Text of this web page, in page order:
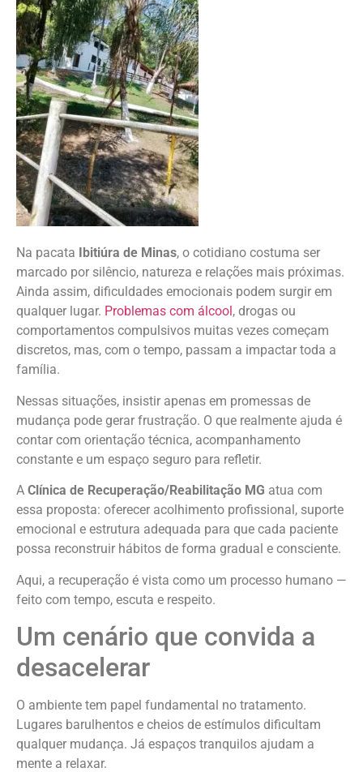
Na pacata Ibitiúra de Minas, o cotidiano costuma ser
marcado por silêncio, natureza e relações mais próximas.
Ainda assim, dificuldades emocionais podem surgir em
qualquer lugar. Problemas com álcool , drogas ou
comportamentos compulsivos muitas vezes começam
discretos, mas, com o tempo, passam a impactar toda a
família.
Nessas situações, insistir apenas em promessas de
mudança pode gerar frustração. O que realmente ajuda é
contar com orientação técnica, acompanhamento
constante e um espaço seguro para refletir.
A Clínica de Recuperação/Reabilitação MG atua com
essa proposta: oferecer acolhimento profissional, suporte
emocional e estrutura adequada para que cada paciente
possa reconstruir hábitos de forma gradual e consciente.
Aqui, a recuperação é vista como um processo humano —
feito com tempo, escuta e respeito.
Um cenário que convida a
desacelerar
O ambiente tem papel fundamental no tratamento.
Lugares barulhentos e cheios de estímulos dificultam
qualquer mudança. Já espaços tranquilos ajudam a
mente a relaxar.